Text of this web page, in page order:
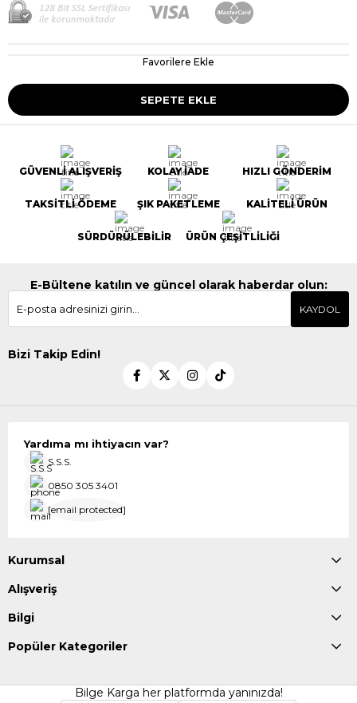
Favorilere Ekle
GÜVENLİ ALIŞVERİŞ KOLAY İADE HIZLI GÖNDERİM
TAKSİTLİ ÖDEME ŞIK PAKETLEME KALİTELİ ÜRÜN
SÜRDÜRÜLEBİLİR ÜRÜN ÇEŞİTLİLİĞİ
E-Bültene katılın ve güncel olarak haberdar olun:
KAYDOL
Bizi Takip Edin!
Yardıma mı ihtiyacın var?
S.S.S.
0850 305 3401
[email protected]
Kurumsal
Alışveriş
Bilgi
Popüler Kategoriler
Bilge Karga her platformda yanınızda!